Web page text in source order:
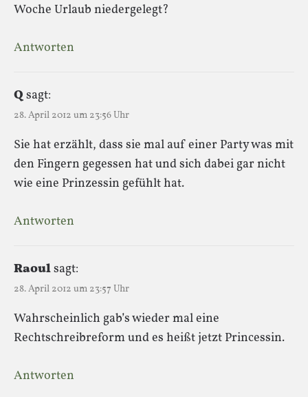
Woche Urlaub niedergelegt?
Antworten
Qsagt:
28. April 2012 um 23:56 Uhr
Sie hat erzählt, dass sie mal auf einer Party was mit
den Fingern gegessen hat und sich dabei gar nicht
wie eine Prinzessin gefühlt hat.
Antworten
Raoulsagt:
28. April 2012 um 23:57 Uhr
Wahrscheinlich gab’s wieder mal eine
Rechtschreibreform und es heißt jetzt Princessin.
Antworten